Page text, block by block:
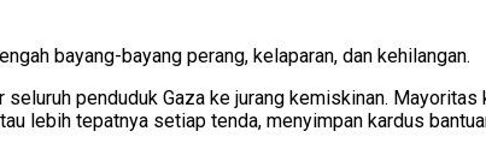
bayang-bayang perang, kelaparan, dan kehilangan.
penduduk Gaza ke jurang kemiskinan.
lebih tepatnya setiap tenda, menyimpan kardus